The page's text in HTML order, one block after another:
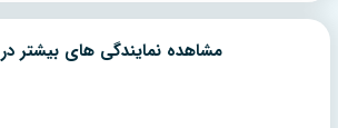
مشاهده نمایندگی های بیشتر در